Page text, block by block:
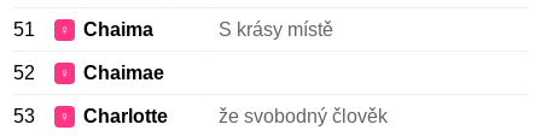
51 ♀ Chaima S krásy místě
52 ♀ Chaimae
53 ♀ Charlotte že svobodný člověk